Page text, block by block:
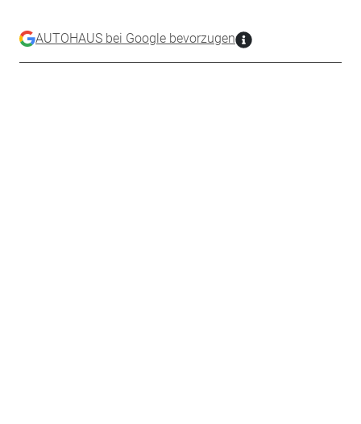
AUTOHAUS bei Google bevorzugen